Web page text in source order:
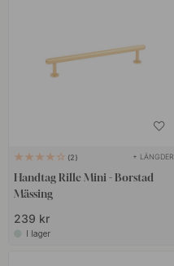
2 + LÄNGDER
Handtag Rille Mini - Borstad
Mässing
239 kr
I lager